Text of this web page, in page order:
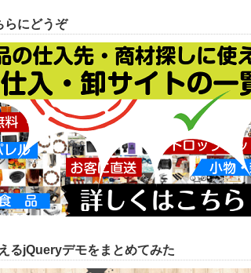
らにどうぞ
るjQueryデモをまとめてみた